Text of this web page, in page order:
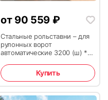
от 90 559 ₽
Стальные рольставни – для
рулонных ворот
автоматические 3200 (ш) *
Купить